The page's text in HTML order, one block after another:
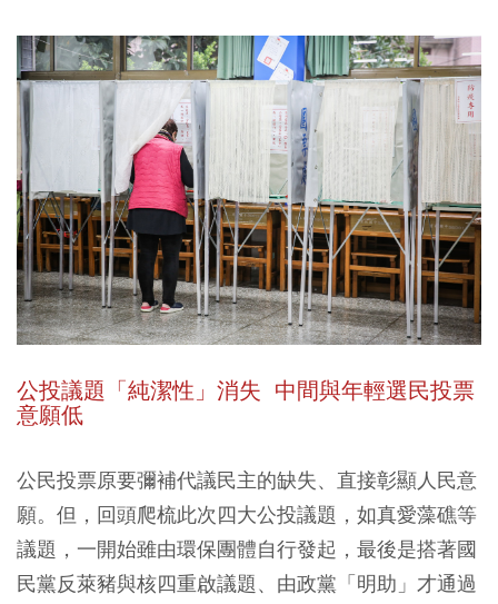
公投議題「純潔性」消失 中間與年輕選民投票
意願低
公民投票原要彌補代議民主的缺失、直接彰顯人民意
願。但，回頭爬梳此次四大公投議題，如真愛藻礁等
議題，一開始雖由環保團體自行發起，最後是搭著國
民黨反萊豬與核四重啟議題、由政黨「明助」才通過